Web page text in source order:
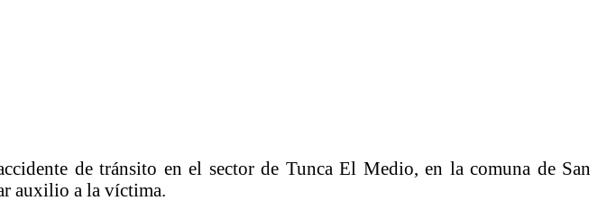
de tránsito en el sector de Tunca El Medio, en la comuna de San
auxilio a la víctima.